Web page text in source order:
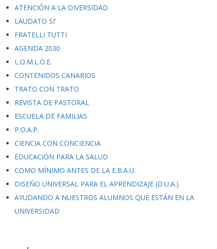
ATENCIÓN A LA DIVERSIDAD
LAUDATO SI’
FRATELLI TUTTI
AGENDA 2030
L.O.M.L.O.E.
CONTENIDOS CANARIOS
TRATO CON TRATO
REVISTA DE PASTORAL
ESCUELA DE FAMILIAS
P.O.A.P.
CIENCIA CON CONCIENCIA
EDUCACIÓN PARA LA SALUD
COMO MÍNIMO ANTES DE LA E.B.A.U.
DISEÑO UNIVERSAL PARA EL APRENDIZAJE (D.U.A.)
AYUDANDO A NUESTROS ALUMNOS QUE ESTÁN EN LA
UNIVERSIDAD